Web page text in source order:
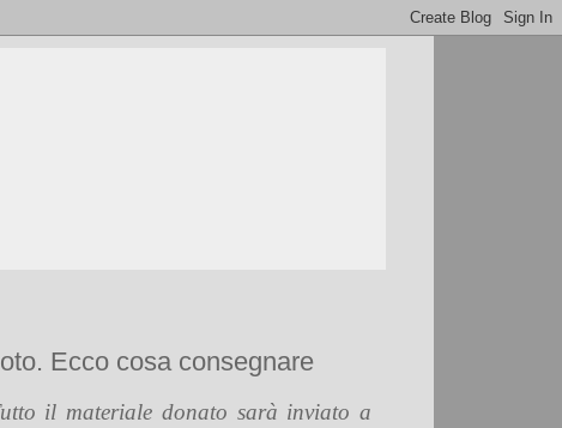
Ecco cosa consegnare
il materiale donato sarà inviato a